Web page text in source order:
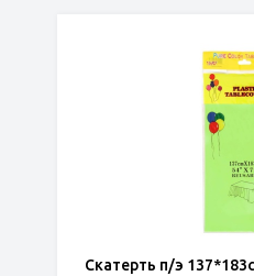
Скатерть п/э